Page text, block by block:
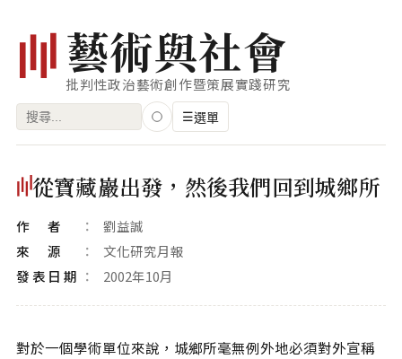
藝術與社會
批判性政治藝術創作暨策展實踐研究
搜
鍵
☰選單
專題
關鍵字
從寶藏巖出發，然後我們回到城鄉所
作者
劉益誠
來源
文化研究月報
發表日期
2002年10月
對於一個學術單位來說，城鄉所毫無例外地必須對外宣稱